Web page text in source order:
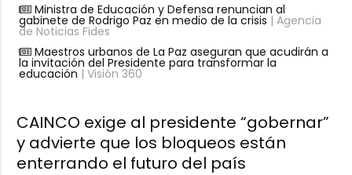
Ministra de Educación y Defensa renuncian al
gabinete de Rodrigo Paz en medio de la crisis | Agencia
de Noticias Fides
Maestros urbanos de La Paz aseguran que acudirán a
la invitación del Presidente para transformar la
educación | Visión 360
CAINCO exige al presidente “gobernar”
y advierte que los bloqueos están
enterrando el futuro del país